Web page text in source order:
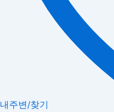
내주변/찾기